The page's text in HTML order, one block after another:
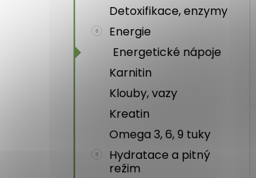
Detoxifikace, enzymy
Energie
Energetické nápoje
Karnitin
Klouby, vazy
Kreatin
Omega 3, 6, 9 tuky
Hydratace a pitný
režim